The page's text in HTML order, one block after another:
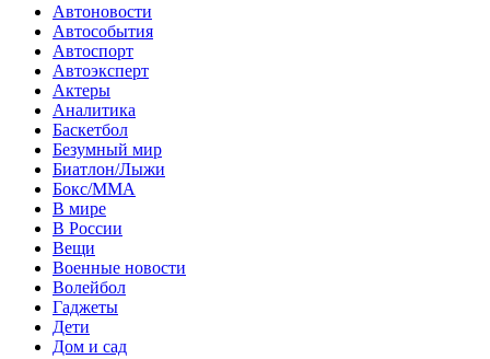
Автоновости
Автособытия
Автоспорт
Автоэксперт
Актеры
Аналитика
Баскетбол
Безумный мир
Биатлон/Лыжи
Бокс/MMA
В мире
В России
Вещи
Военные новости
Волейбол
Гаджеты
Дети
Дом и сад